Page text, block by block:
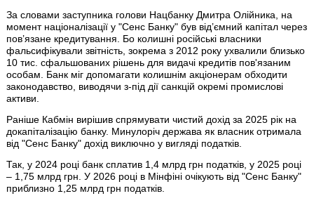
За словами заступника голови Нацбанку Дмитра Олійника, на
момент націоналізації у "Сенс Банку" був від’ємний капітал через
пов’язане кредитування. Бо колишні російські власники
фальсифікували звітність, зокрема з 2012 року ухвалили близько
10 тис. сфальшованих рішень для видачі кредитів пов'язаним
особам. Банк міг допомагати колишнім акціонерам обходити
законодавство, виводячи з-під дії санкцій окремі промислові
активи.
Раніше Кабмін вирішив спрямувати чистий дохід за 2025 рік на
докапіталізацію банку. Минулоріч держава як власник отримала
від "Сенс Банку" дохід виключно у вигляді податків.
Так, у 2024 році банк сплатив 1,4 млрд грн податків, у 2025 році
– 1,75 млрд грн. У 2026 році в Мінфіні очікують від "Сенс Банку"
приблизно 1,25 млрд грн податків.